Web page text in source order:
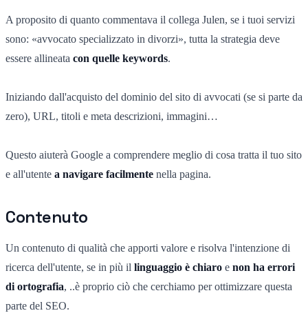
A proposito di quanto commentava il collega Julen, se i tuoi servizi
sono: «avvocato specializzato in divorzi», tutta la strategia deve
essere allineata con quelle keywords.
Iniziando dall'acquisto del dominio del sito di avvocati (se si parte da
zero), URL, titoli e meta descrizioni, immagini…
Questo aiuterà Google a comprendere meglio di cosa tratta il tuo sito
e all'utente a navigare facilmente nella pagina.
Contenuto
Un contenuto di qualità che apporti valore e risolva l'intenzione di
ricerca dell'utente, se in più il linguaggio è chiaro e non ha errori
di ortografia, ..è proprio ciò che cerchiamo per ottimizzare questa
parte del SEO.